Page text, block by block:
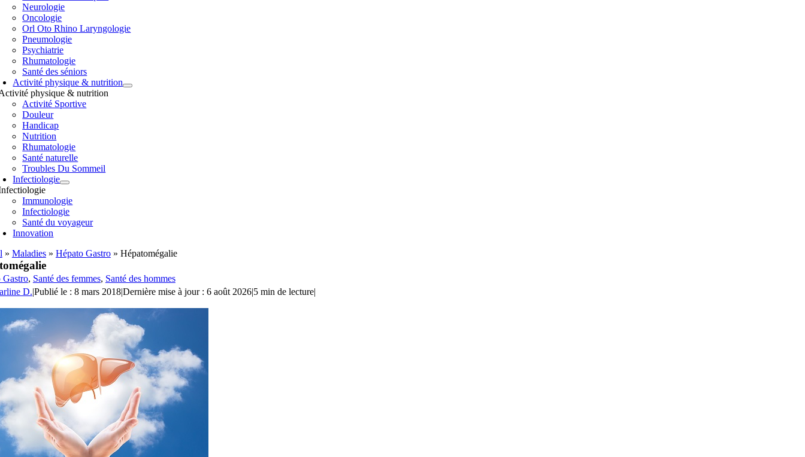
Neurologie
Oncologie
Orl Oto Rhino Laryngologie
Pneumologie
Psychiatrie
Rhumatologie
Santé des séniors
Activité physique & nutrition
physique & nutrition
Activité Sportive
Douleur
Handicap
Nutrition
Rhumatologie
Santé naturelle
Troubles Du Sommeil
Infectiologie
Immunologie
Infectiologie
Santé du voyageur
Innovation
» Maladies» Hépato Gastro» Hépatomégalie
Gastro, Santé des femmes, Santé des hommes
D.|Publié le : 8 mars 2018|Dernière mise à jour : 6 août 2026|5 min de lecture|